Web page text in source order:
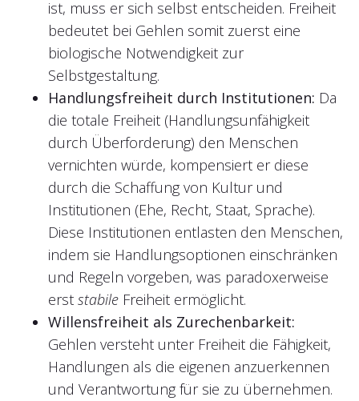
ist, muss er sich selbst entscheiden. Freiheit
bedeutet bei Gehlen somit zuerst eine
biologische Notwendigkeit zur
Selbstgestaltung.
Handlungsfreiheit durch Institutionen: Da
die totale Freiheit (Handlungsunfähigkeit
durch Überforderung) den Menschen
vernichten würde, kompensiert er diese
durch die Schaffung von Kultur und
Institutionen (Ehe, Recht, Staat, Sprache).
Diese Institutionen entlasten den Menschen,
indem sie Handlungsoptionen einschränken
und Regeln vorgeben, was paradoxerweise
erst stabile Freiheit ermöglicht.
Willensfreiheit als Zurechenbarkeit:
Gehlen versteht unter Freiheit die Fähigkeit,
Handlungen als die eigenen anzuerkennen
und Verantwortung für sie zu übernehmen.